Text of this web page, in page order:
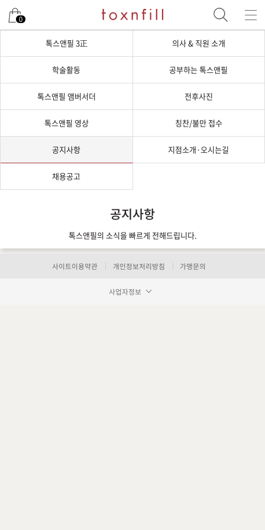
0
톡스앤필 3正 의사 & 직원 소개
학술활동 공부하는 톡스앤필
톡스앤필 앰버서더 전후사진
톡스앤필 영상 칭찬/불만 접수
공지사항 지점소개·오시는길
채용공고
공지사항
톡스앤필의 소식을 빠르게 전해드립니다.
사이트이용약관 개인정보처리방침 가맹문의
사업자정보